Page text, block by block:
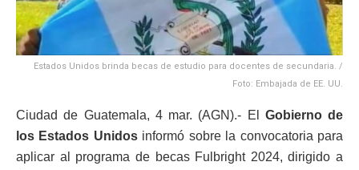
Estados Unidos brinda becas de estudio para docentes de secundaria. /
Foto: Embajada de EE. UU.
Ciudad de Guatemala, 4 mar. (AGN).- El Gobierno de
los Estados Unidosinformó sobre la convocatoria para
aplicar al programa de becas Fulbright 2024, dirigido a